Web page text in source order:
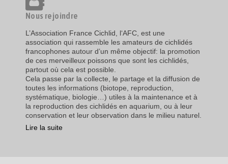
Nous rejoindre
L’Association France Cichlid, l‘AFC, est une
association qui rassemble les amateurs de cichlidés
francophones autour d’un même objectif: la promotion
de ces merveilleux poissons que sont les cichlidés,
partout où cela est possible.
Cela passe par la collecte, le partage et la diffusion de
toutes les informations (biotope, reproduction,
systématique, biologie…) utiles à la maintenance et à
la reproduction des cichlidés en aquarium, ou à leur
conservation et leur observation dans le milieu naturel.
Lire la suite